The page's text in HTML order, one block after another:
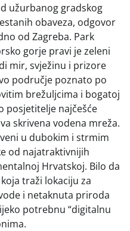
užurbanog gradskog
obaveza, odgovor
od Zagreba. Park
gorje pravi je zeleni
mir, svježinu i prizore
područje poznato po
brežuljcima i bogatoj
posjetitelje najčešće
skrivena vodena mreža.
u dubokim i strmim
od najatraktivnijih
Hrvatskoj. Bilo da
traži lokaciju za
i netaknuta priroda
potrebnu “digitalnu